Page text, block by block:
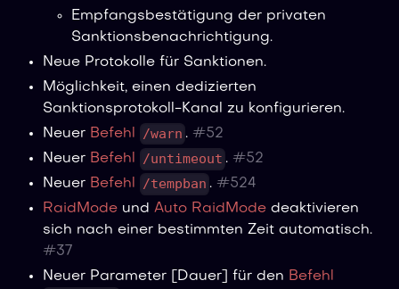
Empfangsbestätigung der privaten
Sanktionsbenachrichtigung.
Neue Protokolle für Sanktionen.
Möglichkeit, einen dedizierten
Sanktionsprotokoll-Kanal zu konfigurieren.
Neuer Befehl /warn . #52
Neuer Befehl /untimeout . #52
Neuer Befehl /tempban . #524
RaidMode und Auto RaidMode deaktivieren
sich nach einer bestimmten Zeit automatisch.
#37
Neuer Parameter [Dauer] für den Befehl